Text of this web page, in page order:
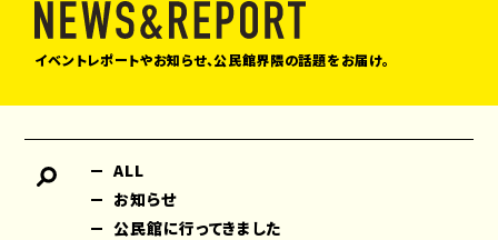
イベントレポートやお知らせ、公民館界隈の話題をお届け。
ALL
お知らせ
公民館に行ってきました